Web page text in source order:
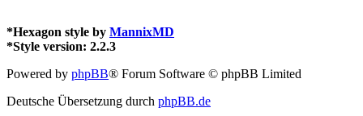
*Hexagon style by MannixMD
*Style version: 2.2.3
Powered by phpBB® Forum Software © phpBB Limited
Deutsche Übersetzung durch phpBB.de